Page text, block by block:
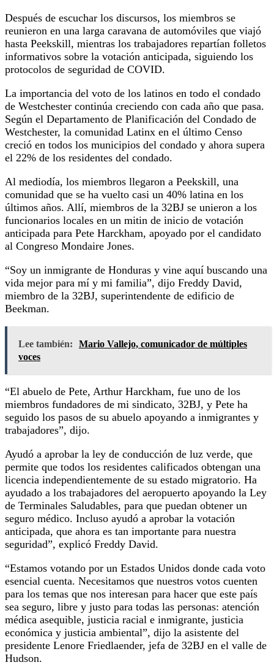
Después de escuchar los discursos, los miembros se
reunieron en una larga caravana de automóviles que viajó
hasta Peekskill, mientras los trabajadores repartían folletos
informativos sobre la votación anticipada, siguiendo los
protocolos de seguridad de COVID.
La importancia del voto de los latinos en todo el condado
de Westchester continúa creciendo con cada año que pasa.
Según el Departamento de Planificación del Condado de
Westchester, la comunidad Latinx en el último Censo
creció en todos los municipios del condado y ahora supera
el 22% de los residentes del condado.
Al mediodía, los miembros llegaron a Peekskill, una
comunidad que se ha vuelto casi un 40% latina en los
últimos años. Allí, miembros de la 32BJ se unieron a los
funcionarios locales en un mitin de inicio de votación
anticipada para Pete Harckham, apoyado por el candidato
al Congreso Mondaire Jones.
“Soy un inmigrante de Honduras y vine aquí buscando una
vida mejor para mí y mi familia”, dijo Freddy David,
miembro de la 32BJ, superintendente de edificio de
Beekman.
Lee también:
Mario Vallejo, comunicador de múltiples
voces
“El abuelo de Pete, Arthur Harckham, fue uno de los
miembros fundadores de mi sindicato, 32BJ, y Pete ha
seguido los pasos de su abuelo apoyando a inmigrantes y
trabajadores”, dijo.
Ayudó a aprobar la ley de conducción de luz verde, que
permite que todos los residentes calificados obtengan una
licencia independientemente de su estado migratorio. Ha
ayudado a los trabajadores del aeropuerto apoyando la Ley
de Terminales Saludables, para que puedan obtener un
seguro médico. Incluso ayudó a aprobar la votación
anticipada, que ahora es tan importante para nuestra
seguridad”, explicó Freddy David.
“Estamos votando por un Estados Unidos donde cada voto
esencial cuenta. Necesitamos que nuestros votos cuenten
para los temas que nos interesan para hacer que este país
sea seguro, libre y justo para todas las personas: atención
médica asequible, justicia racial e inmigrante, justicia
económica y justicia ambiental”, dijo la asistente del
presidente Lenore Friedlaender, jefa de 32BJ en el valle de
Hudson.